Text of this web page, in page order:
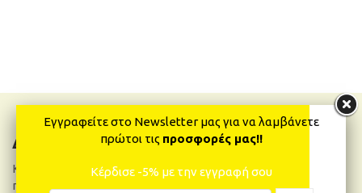
Δελτίο Νέων
Κάνε εγγραφή και θα μαθαίνεις πρώτος όλα τα νέα και
προσφορές!
Εγγραφείτε στο Newsletter μας για να λαμβάνετε
πρώτοι τις προσφορές μας!!
Κέρδισε -5% με την εγγραφή σου